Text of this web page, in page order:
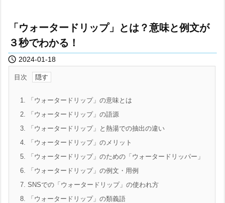
「ウォータードリップ」とは？意味と例文が
３秒でわかる！
 2024-01-18
目次
1. 「ウォータードリップ」の意味とは
2. 「ウォータードリップ」の語源
3. 「ウォータードリップ」と熱湯での抽出の違い
4. 「ウォータードリップ」のメリット
5. 「ウォータードリップ」のための「ウォータードリッパー」
6. 「ウォータードリップ」の例文・用例
7. SNSでの「ウォータードリップ」の使われ方
8. 「ウォータードリップ」の類義語